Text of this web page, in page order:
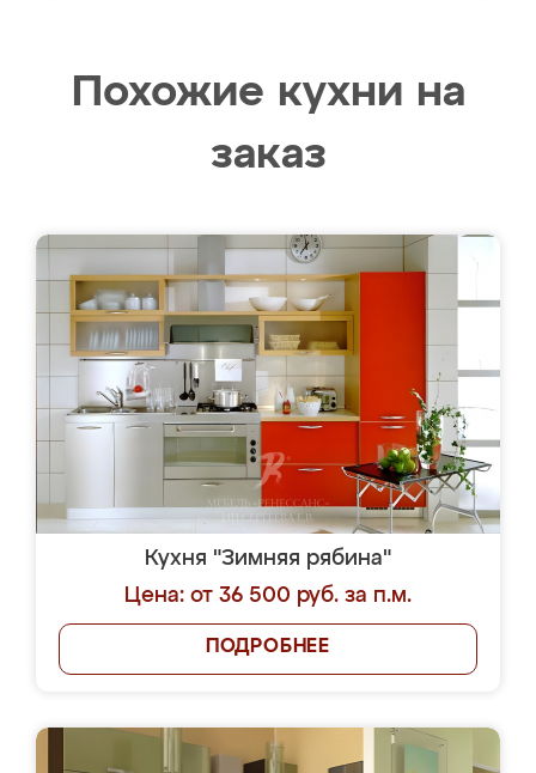
Похожие кухни на
заказ
Кухня "Зимняя рябина"
Цена: от 36 500 руб. за п.м.
ПОДРОБНЕЕ